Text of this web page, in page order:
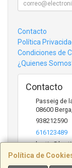
Política de
Contacto
Política
Condiciones de
¿Quienes
Contacto
Passeig de
08600 Berga
938212590
616123489